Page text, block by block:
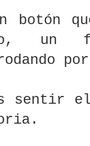
botón
un
sentir